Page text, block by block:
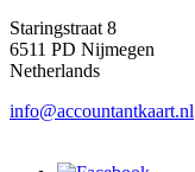
Staringstraat 8
6511 PD Nijmegen
Netherlands
info@accountantkaart.nl